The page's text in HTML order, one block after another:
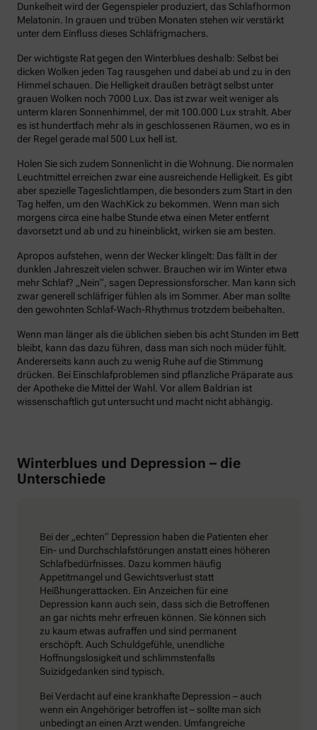
Dunkelheit wird der Gegenspieler produziert, das Schlafhormon
Melatonin. In grauen und trüben Monaten stehen wir verstärkt
unter dem Einfluss dieses Schläfrigmachers.
Der wichtigste Rat gegen den Winterblues deshalb: Selbst bei
dicken Wolken jeden Tag rausgehen und dabei ab und zu in den
Himmel schauen. Die Helligkeit draußen beträgt selbst unter
grauen Wolken noch 7000 Lux. Das ist zwar weit weniger als
unterm klaren Sonnenhimmel, der mit 100.000 Lux strahlt. Aber
es ist hundertfach mehr als in geschlossenen Räumen, wo es in
der Regel gerade mal 500 Lux hell ist.
Holen Sie sich zudem Sonnenlicht in die Wohnung. Die normalen
Leuchtmittel erreichen zwar eine ausreichende Helligkeit. Es gibt
aber spezielle Tageslichtlampen, die besonders zum Start in den
Tag helfen, um den WachKick zu bekommen. Wenn man sich
morgens circa eine halbe Stunde etwa einen Meter entfernt
davorsetzt und ab und zu hineinblickt, wirken sie am besten.
Apropos aufstehen, wenn der Wecker klingelt: Das fällt in der
dunklen Jahreszeit vielen schwer. Brauchen wir im Winter etwa
mehr Schlaf? „Nein“, sagen Depressionsforscher. Man kann sich
zwar generell schläfriger fühlen als im Sommer. Aber man sollte
den gewohnten Schlaf-Wach-Rhythmus trotzdem beibehalten.
Wenn man länger als die üblichen sieben bis acht Stunden im Bett
bleibt, kann das dazu führen, dass man sich noch müder fühlt.
Andererseits kann auch zu wenig Ruhe auf die Stimmung
drücken. Bei Einschlafproblemen sind pflanzliche Präparate aus
der Apotheke die Mittel der Wahl. Vor allem Baldrian ist
wissenschaftlich gut untersucht und macht nicht abhängig.
Winterblues und Depression – die
Unterschiede
Bei der „echten“ Depression haben die Patienten eher
Ein- und Durchschlafstörungen anstatt eines höheren
Schlafbedürfnisses. Dazu kommen häufig
Appetitmangel und Gewichtsverlust statt
Heißhungerattacken. Ein Anzeichen für eine
Depression kann auch sein, dass sich die Betroffenen
an gar nichts mehr erfreuen können. Sie können sich
zu kaum etwas aufraffen und sind permanent
erschöpft. Auch Schuldgefühle, unendliche
Hoffnungslosigkeit und schlimmstenfalls
Suizidgedanken sind typisch.
Bei Verdacht auf eine krankhafte Depression – auch
wenn ein Angehöriger betroffen ist – sollte man sich
unbedingt an einen Arzt wenden. Umfangreiche